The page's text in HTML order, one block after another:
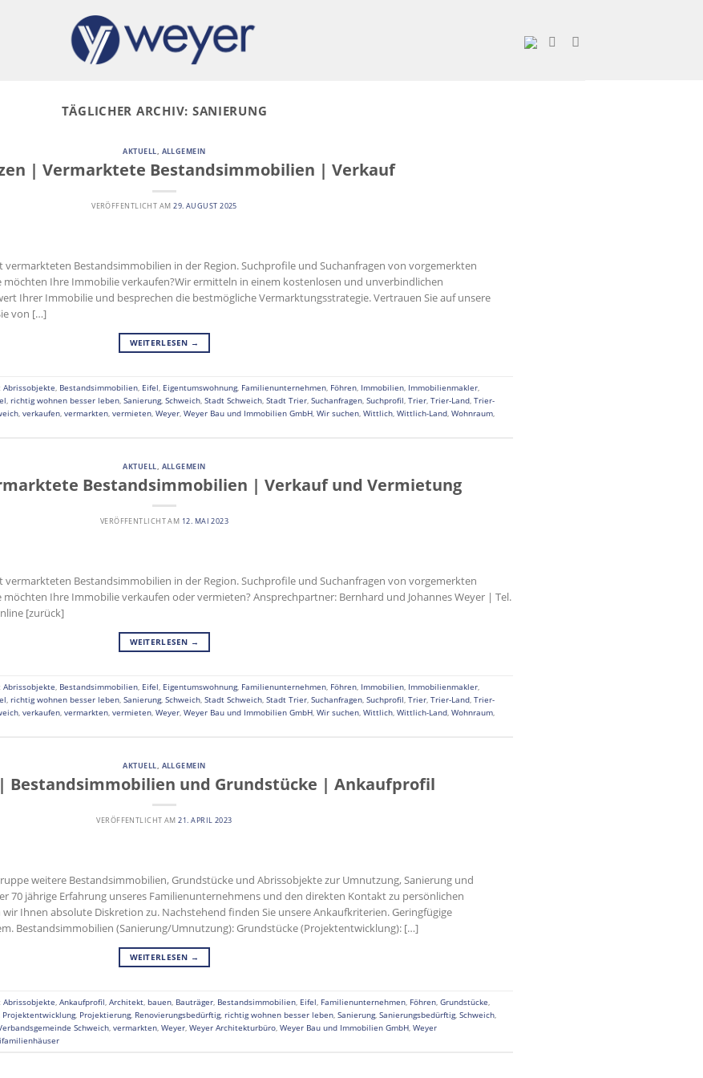
TÄGLICHER ARCHIV: SANIERUNG
AKTUELL, ALLGEMEIN
| Vermarktete Bestandsimmobilien | Verkauf
VERÖFFENTLICHT AM29. AUGUST 2025
vermarkteten Bestandsimmobilien in der Region. Suchprofile und Suchanfragen von vorgemerkten
möchten Ihre Immobilie verkaufen?Wir ermitteln in einem kostenlosen und unverbindlichen
Ihrer Immobilie und besprechen die bestmögliche Vermarktungsstrategie. Vertrauen Sie auf unsere
von […]
WEITERLESEN →
Abrissobjekte, Bestandsimmobilien, Eifel, Eigentumswohnung, Familienunternehmen, Föhren, Immobilien, Immobilienmakler,
, richtig wohnen besser leben, Sanierung, Schweich, Stadt Schweich, Stadt Trier, Suchanfragen, Suchprofil, Trier, Trier-Land, Trier-
, verkaufen, vermarkten, vermieten, Weyer, Weyer Bau und Immobilien GmbH, Wir suchen, Wittlich, Wittlich-Land, Wohnraum,
AKTUELL, ALLGEMEIN
Bestandsimmobilien | Verkauf und Vermietung
VERÖFFENTLICHT AM 12. MAI 2023
vermarkteten Bestandsimmobilien in der Region. Suchprofile und Suchanfragen von vorgemerkten
möchten Ihre Immobilie verkaufen oder vermieten? Ansprechpartner: Bernhard und Johannes Weyer | Tel.
[zurück]
WEITERLESEN →
Abrissobjekte, Bestandsimmobilien, Eifel, Eigentumswohnung, Familienunternehmen, Föhren, Immobilien, Immobilienmakler,
, richtig wohnen besser leben, Sanierung, Schweich, Stadt Schweich, Stadt Trier, Suchanfragen, Suchprofil, Trier, Trier-Land, Trier-
, verkaufen, vermarkten, vermieten, Weyer, Weyer Bau und Immobilien GmbH, Wir suchen, Wittlich, Wittlich-Land, Wohnraum,
AKTUELL, ALLGEMEIN
| Bestandsimmobilien und Grundstücke | Ankaufprofil
VERÖFFENTLICHT AM21. APRIL 2023
weitere Bestandsimmobilien, Grundstücke und Abrissobjekte zur Umnutzung, Sanierung und
70 jährige Erfahrung unseres Familienunternehmens und den direkten Kontakt zu persönlichen
Ihnen absolute Diskretion zu. Nachstehend finden Sie unsere Ankaufkriterien. Geringfügige
Bestandsimmobilien (Sanierung/Umnutzung): Grundstücke (Projektentwicklung): […]
WEITERLESEN →
Abrissobjekte Ankaufprofil Architekt bauen Bauträger Bestandsimmobilien Eifel Familienunternehmen Föhren Grundstücke
Projektentwicklung, Projektierung, Renovierungsbedürftig, richtig wohnen besser leben Sanierung, Sanierungsbedürftig, Schweich
Schweich vermarkten Weyer Weyer Architekturbüro Weyer Bau und Immobilien GmbH Weyer